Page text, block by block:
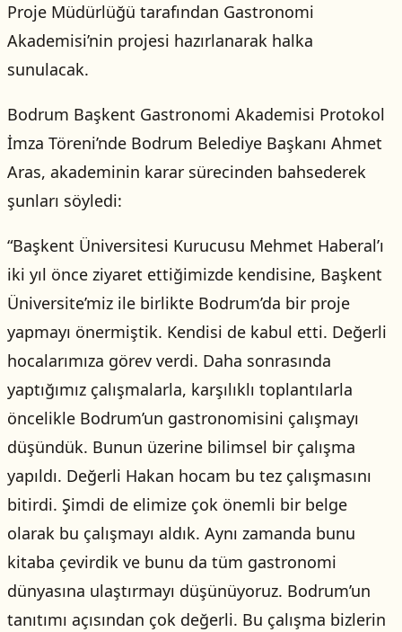
Proje Müdürlüğü tarafından Gastronomi
Akademisi’nin projesi hazırlanarak halka
sunulacak.
Bodrum Başkent Gastronomi Akademisi Protokol
İmza Töreni’nde Bodrum Belediye Başkanı Ahmet
Aras, akademinin karar sürecinden bahsederek
şunları söyledi:
“Başkent Üniversitesi Kurucusu Mehmet Haberal’ı
iki yıl önce ziyaret ettiğimizde kendisine, Başkent
Üniversite’miz ile birlikte Bodrum’da bir proje
yapmayı önermiştik. Kendisi de kabul etti. Değerli
hocalarımıza görev verdi. Daha sonrasında
yaptığımız çalışmalarla, karşılıklı toplantılarla
öncelikle Bodrum’un gastronomisini çalışmayı
düşündük. Bunun üzerine bilimsel bir çalışma
yapıldı. Değerli Hakan hocam bu tez çalışmasını
bitirdi. Şimdi de elimize çok önemli bir belge
olarak bu çalışmayı aldık. Aynı zamanda bunu
kitaba çevirdik ve bunu da tüm gastronomi
dünyasına ulaştırmayı düşünüyoruz. Bodrum’un
tanıtımı açısından çok değerli. Bu çalışma bizlerin